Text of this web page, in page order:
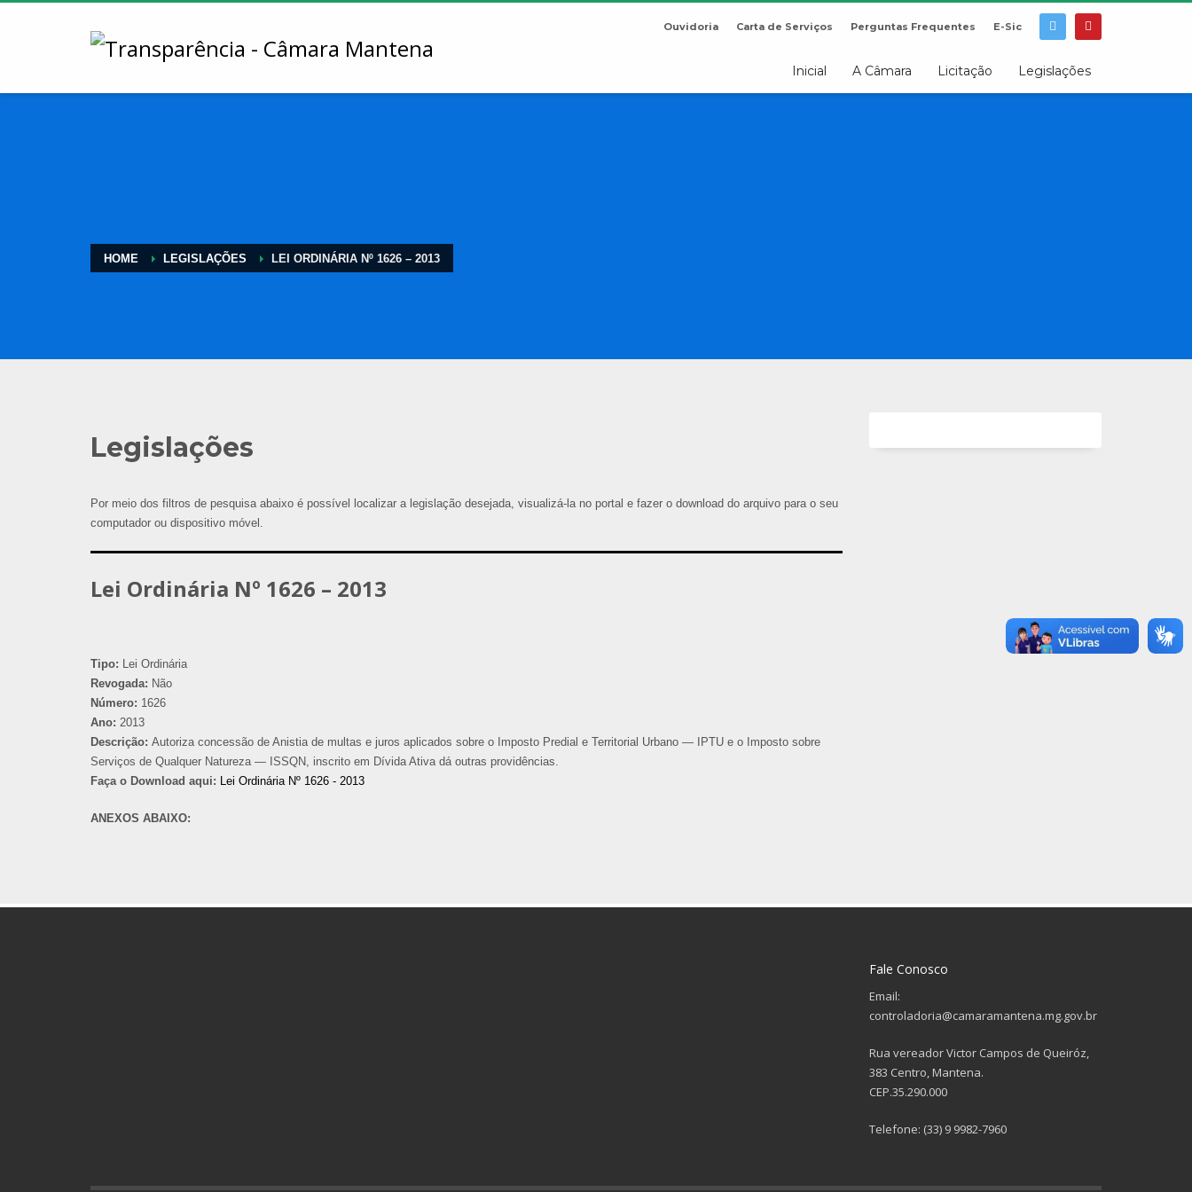
Ouvidoria Carta de Serviços Perguntas Frequentes E-Sic
Inicial A Câmara Licitação Legislações
HOME LEGISLAÇÕES LEI ORDINÁRIA Nº 1626 – 2013
Legislações
Por meio dos filtros de pesquisa abaixo é possível localizar a legislação desejada, visualizá-la no portal e fazer o download do arquivo para o seu
computador ou dispositivo móvel.
Lei Ordinária Nº 1626 – 2013
Tipo: Lei Ordinária
Revogada: Não
Número: 1626
Ano: 2013
Descrição: Autoriza concessão de Anistia de multas e juros aplicados sobre o Imposto Predial e Territorial Urbano — IPTU e o Imposto sobre
Serviços de Qualquer Natureza — ISSQN, inscrito em Dívida Ativa dá outras providências.
Faça o Download aqui: Lei Ordinária Nº 1626 - 2013
ANEXOS ABAIXO:
Fale Conosco
Email:
controladoria@camaramantena.mg.gov.br
Rua vereador Victor Campos de Queiróz,
383 Centro, Mantena.
CEP.35.290.000
Telefone: (33) 9 9982-7960